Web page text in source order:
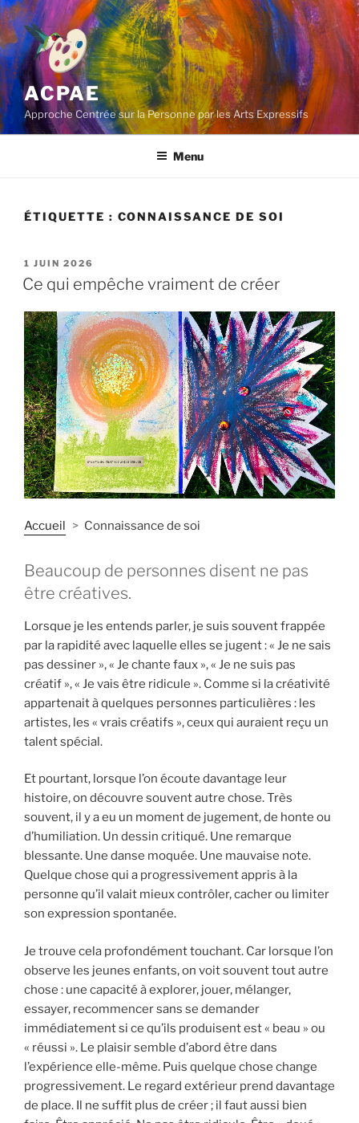
Aller
au
contenu
principal
ACPAE
Approche Centrée sur la Personne par les Arts Expressifs
Menu
ÉTIQUETTE : CONNAISSANCE DE SOI
PUBLIÉ
LE
1 JUIN 2026
Ce qui empêche vraiment de créer
Accueil Connaissance de soi
Beaucoup de personnes disent ne pas
être créatives.
Lorsque je les entends parler, je suis souvent frappée
par la rapidité avec laquelle elles se jugent : « Je ne sais
pas dessiner », « Je chante faux », « Je ne suis pas
créatif », « Je vais être ridicule ». Comme si la créativité
appartenait à quelques personnes particulières : les
artistes, les « vrais créatifs », ceux qui auraient reçu un
talent spécial.
Et pourtant, lorsque l’on écoute davantage leur
histoire, on découvre souvent autre chose. Très
souvent, il y a eu un moment de jugement, de honte ou
d’humiliation. Un dessin critiqué. Une remarque
blessante. Une danse moquée. Une mauvaise note.
Quelque chose qui a progressivement appris à la
personne qu’il valait mieux contrôler, cacher ou limiter
son expression spontanée.
Je trouve cela profondément touchant. Car lorsque l’on
observe les jeunes enfants, on voit souvent tout autre
chose : une capacité à explorer, jouer, mélanger,
essayer, recommencer sans se demander
immédiatement si ce qu’ils produisent est « beau » ou
« réussi ». Le plaisir semble d’abord être dans
l’expérience elle-même. Puis quelque chose change
progressivement. Le regard extérieur prend davantage
de place. Il ne suffit plus de créer ; il faut aussi bien